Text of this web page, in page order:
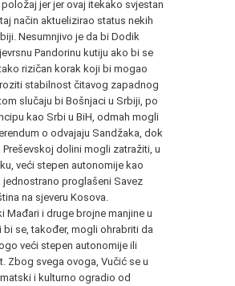
jer jer ovaj itekako svjestan
način aktuelizirao status nekih
Nesumnjivo je da bi Dodik
Pandorinu kutiju ako bi se
rizičan korak koji bi mogao
stabilnost čitavog zapadnog
slučaju bi Bošnjaci u Srbiji, po
kao Srbi u BiH, odmah mogli
o odvajaju Sandžaka, dok
Preševskoj dolini mogli zatražiti, u
veći stepen autonomije kao
jednostrano proglašeni Savez
na sjeveru Kosova.
Mađari i druge brojne manjine u
bi se, također, mogli ohrabriti da
veći stepen autonomije ili
Zbog svega ovoga, Vučić se u
i kulturno ogradio od